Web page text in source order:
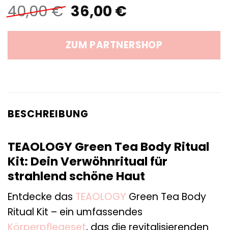
40,00€ Ursprünglicher
Preis
war:
40,00 €
36,00 €Aktueller
ist:
36,00 €.
ZUM PARTNERSHOP
BESCHREIBUNG
TEAOLOGY Green Tea Body Ritual
Kit: Dein Verwöhnritual für
strahlend schöne Haut
Entdecke das TEAOLOGY Green Tea Body
Ritual Kit – ein umfassendes
Körperpflegeset, das die revitalisierenden